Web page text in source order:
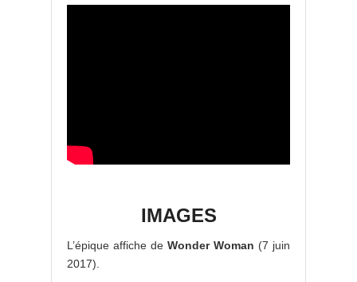
IMAGES
L’épique affiche de Wonder Woman (7 juin
2017).